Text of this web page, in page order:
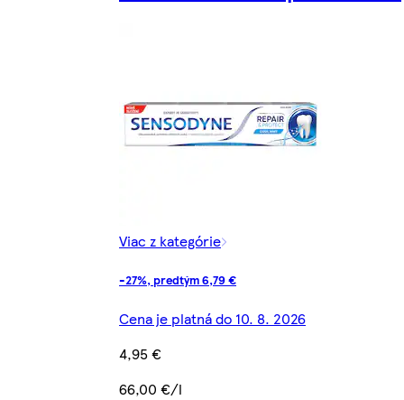
Viac z kategórie
-27%, predtým 6,79 €
Cena je platná do 10. 8. 2026
4,95 €
66,00 €/l